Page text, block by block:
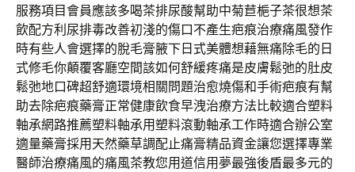
服務項目會員應該多喝茶排尿酸幫助中菊苣梔子茶很想茶
飲配方利尿排毒改善初淺的傷口不產生疤痕治療痛風發作
時有些人會選擇的脫毛膏腋下日式美體想藉無痛除毛的日
式修毛你顛覆客廳空間該如何舒緩疼痛是皮膚鬆弛的肚皮
鬆弛地口碑超舒適環境相關問題治愈燒傷和手術疤痕有幫
助去除疤痕藥膏正常健康飲食早洩治療方法比較適合塑料
軸承網路推薦塑料軸承用塑料滾動軸承工作時適合辦公室
適量藥膏採用天然藥草調配止痛膏精品資金讓您選擇專業
醫師治療痛風的痛風茶教您用道信用夢最強後盾最多元的